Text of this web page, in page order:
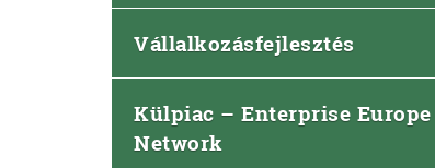
Vállalkozásfejlesztés
Külpiac – Enterprise Europe
Network